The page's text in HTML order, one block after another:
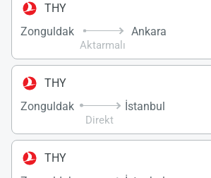
THY
Zonguldak
Aktarmalı
Ankara
THY
Zonguldak
Direkt
İstanbul
THY